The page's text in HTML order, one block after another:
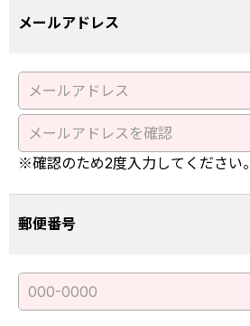
メールアドレス
※確認のため2度入力してください。
郵便番号